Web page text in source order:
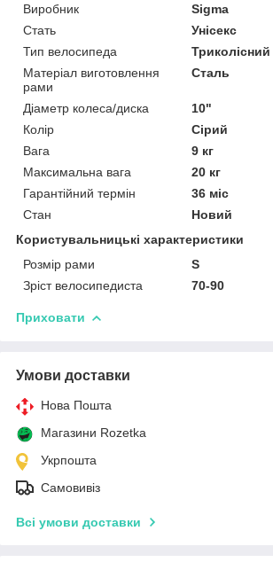
Виробник
Sigma
Стать
Унісекс
Тип велосипеда
Матеріал виготовлення
рами
Сталь
Діаметр колеса/диска
10"
Колір
Сірий
Вага
9 кг
Максимальна вага
20 кг
Гарантійний термін
36 міс
Стан
Новий
Користувальницькі характеристики
Розмір рами
S
Зріст велосипедиста
70-90
Приховати
Умови доставки
Нова Пошта
Магазини Rozetka
Укрпошта
Самовивіз
Всі умови доставки